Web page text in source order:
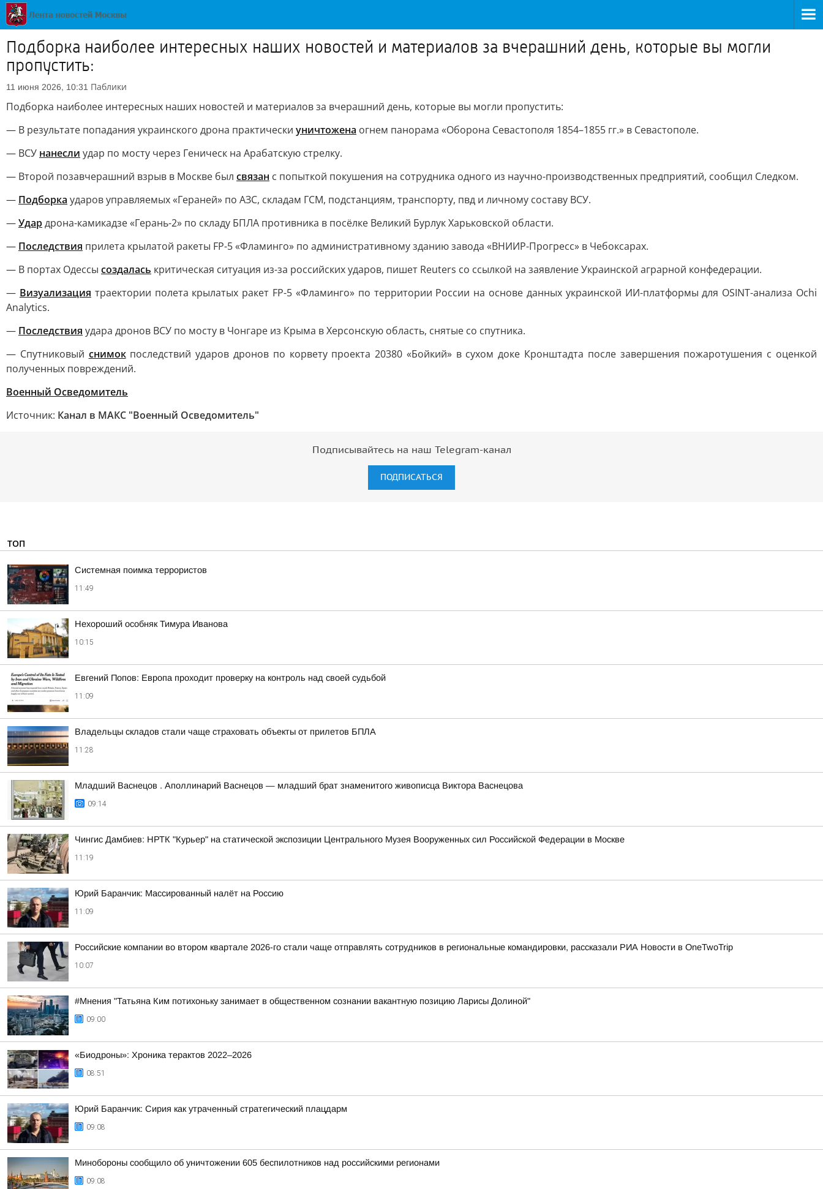
Подборка наиболее интересных наших новостей и материалов за вчерашний день, которые вы могли
пропустить:
11 июня 2026, 10:31 Паблики
Подборка наиболее интересных наших новостей и материалов за вчерашний день, которые вы могли пропустить:
— В результате попадания украинского дрона практически уничтожена огнем панорама «Оборона Севастополя 1854–1855 гг.» в Севастополе.
— ВСУ нанесли удар по мосту через Геническ на Арабатскую стрелку.
— Второй позавчерашний взрыв в Москве был связан с попыткой покушения на сотрудника одного из научно-производственных предприятий, сообщил Следком.
— Подборка ударов управляемых «Гераней» по АЗС, складам ГСМ, подстанциям, транспорту, пвд и личному составу ВСУ.
—Удардрона-камикадзе «Герань-2» по складу БПЛА противника в посёлке Великий Бурлук Харьковской области.
— Последствия прилета крылатой ракеты FP-5 «Фламинго» по административному зданию завода «ВНИИР-Прогресс» в Чебоксарах.
— В портах Одессы создалась критическая ситуация из-за российских ударов, пишет Reuters со ссылкой на заявление Украинской аграрной конфедерации.
— Визуализация траектории полета крылатых ракет FP-5 «Фламинго» по территории России на основе данных украинской ИИ-платформы для OSINT-анализа Ochi
Analytics.
— Последствия удара дронов ВСУ по мосту в Чонгаре из Крыма в Херсонскую область, снятые со спутника.
— Спутниковый снимокпоследствий ударов дронов по корвету проекта 20380 «Бойкий» в сухом доке Кронштадта после завершения пожаротушения с оценкой
полученных повреждений.
Военный Осведомитель
Источник: Канал в МАКС "Военный Осведомитель"
Подписывайтесь на наш Telegram-канал
ПОДПИСАТЬСЯ
ТОП
Системная поимка террористов
11:49
Нехороший особняк Тимура Иванова
10:15
Евгений Попов: Европа проходит проверку на контроль над своей судьбой
11:09
Владельцы складов стали чаще страховать объекты от прилетов БПЛА
11:28
Младший Васнецов . Аполлинарий Васнецов — младший брат знаменитого живописца Виктора Васнецова
09:14
Чингис Дамбиев: НРТК "Курьер" на статической экспозиции Центрального Музея Вооруженных сил Российской Федерации в Москве
11:19
Юрий Баранчик: Массированный налёт на Россию
11:09
Российские компании во втором квартале 2026-го стали чаще отправлять сотрудников в региональные командировки, рассказали РИА Новости в OneTwoTrip
10:07
#Мнения "Татьяна Ким потихоньку занимает в общественном сознании вакантную позицию Ларисы Долиной"
09:00
«Биодроны»: Хроника терактов 2022–2026
08:51
Юрий Баранчик: Сирия как утраченный стратегический плацдарм
09:08
Минобороны сообщило об уничтожении 605 беспилотников над российскими регионами
09:08